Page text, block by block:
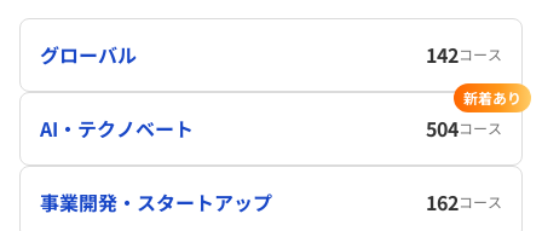
グローバル 142コース
AI・テクノベート 504コース
新着あり
事業開発・スタートアップ 162コース